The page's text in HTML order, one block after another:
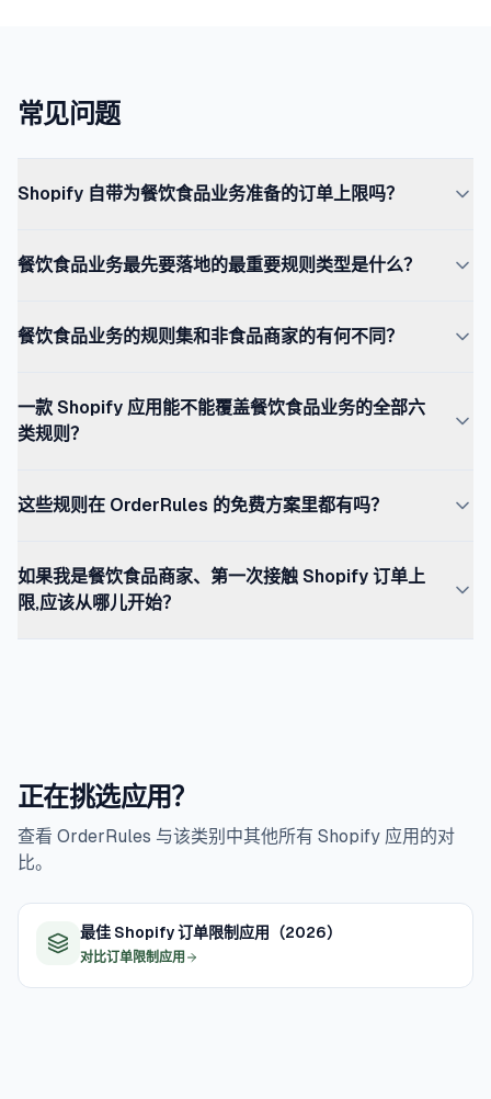
常见问题
Shopify 自带为餐饮食品业务准备的订单上限吗？
中限定一个 SKU 的数量——对库存安全有用,但远远不够餐
单时间、节假日休店和高峰期配额,都需要 OrderRules 这
餐饮食品业务最先要落地的最重要规则类型是什么？
个餐饮食品业务的奠基规则。它直接对应产能、后厨上限或
于业种：花店和备餐看截单时间,多 SKU 的面包房看按商品
上限,有明显季节性的店看节假日日历。
餐饮食品业务的规则集和非食品商家的有何不同？
个蛋糕,配送路线只能跑 N 个站点,生产批次就是 N 件。非食
品商家的天花板更多绑在库存上,而不是绑在生产上,通常更
周期）,所以需要截单时间规则——大多数非食品零售并不
一款 Shopify 应用能不能覆盖餐饮食品业务的全部六
类规则？
日期计数、截单时间、节假日日历和高峰期配额合在一款应
案是同时跑多个专项应用（一个管日配额、一个管营业时
间、一个管节假日）。多数餐饮食品商家从两三款应用起
这些规则在 OrderRules 的免费方案里都有吗？
历和 3 个商品上限,都包含在免费的 Starter 方案里。3 个以
上的按商品上限、按客户的规则、CSV 批量导入和容量邮
如果我是餐饮食品商家、第一次接触 Shopify 订单上
限,应该从哪儿开始？
限。
正在挑选应用？
查看 OrderRules 与该类别中其他所有 Shopify 应用的对
比。
最佳 Shopify 订单限制应用（2026）
对比订单限制应用